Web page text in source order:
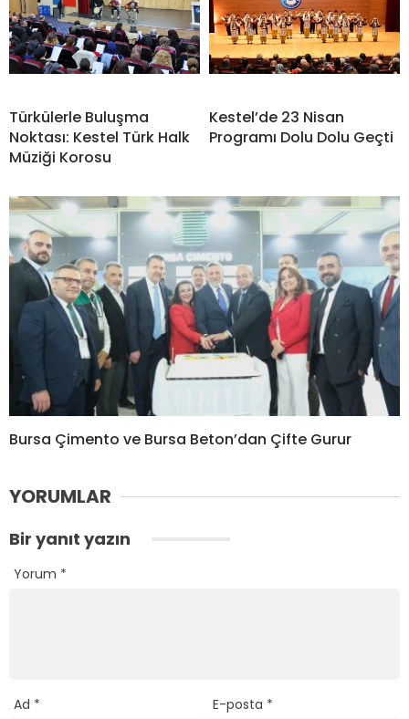
Türkülerle Buluşma
Noktası: Kestel Türk Halk
Müziği Korosu
Kestel’de 23 Nisan
Programı Dolu Dolu Geçti
Bursa Çimento ve Bursa Beton’dan Çifte Gurur
YORUMLAR
Bir yanıt yazın
Yorum *
Ad * E-posta *